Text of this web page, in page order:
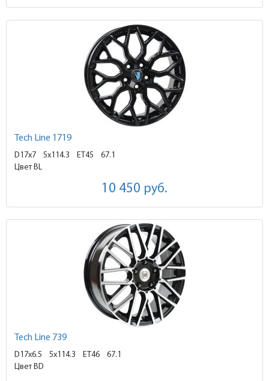
Tech Line 1719
D17x7 5x114.3 ET45
67.1
Цвет BL
10 450 руб.
Tech Line 739
D17x6.5 5x114.3 ET46
67.1
Цвет BD